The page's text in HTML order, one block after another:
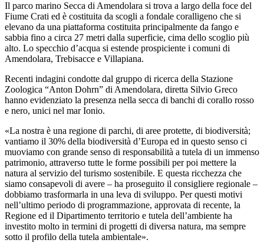
Il parco marino Secca di Amendolara si trova a largo della foce del
Fiume Crati ed è costituita da scogli a fondale coralligeno che si
elevano da una piattaforma costituita principalmente da fango e
sabbia fino a circa 27 metri dalla superficie, cima dello scoglio più
alto. Lo specchio d’acqua si estende prospiciente i comuni di
Amendolara, Trebisacce e Villapiana.
Recenti indagini condotte dal gruppo di ricerca della Stazione
Zoologica “Anton Dohrn” di Amendolara, diretta Silvio Greco
hanno evidenziato la presenza nella secca di banchi di corallo rosso
e nero, unici nel mar Ionio.
«La nostra è una regione di parchi, di aree protette, di biodiversità;
vantiamo il 30% della biodiversità d’Europa ed in questo senso ci
muoviamo con grande senso di responsabilità a tutela di un immenso
patrimonio, attraverso tutte le forme possibili per poi mettere la
natura al servizio del turismo sostenibile. E questa ricchezza che
siamo consapevoli di avere – ha proseguito il consigliere regionale –
dobbiamo trasformarla in una leva di sviluppo. Per questi motivi
nell’ultimo periodo di programmazione, approvata di recente, la
Regione ed il Dipartimento territorio e tutela dell’ambiente ha
investito molto in termini di progetti di diversa natura, ma sempre
sotto il profilo della tutela ambientale».